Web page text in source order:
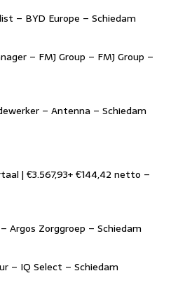
– BYD Europe – Schiedam
– FMJ Group – FMJ Group –
– Antenna – Schiedam
| €3.567,93+ €144,42 netto –
Argos Zorggroep – Schiedam
– IQ Select – Schiedam